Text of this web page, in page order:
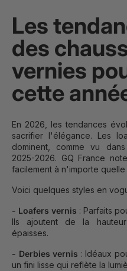
Les
des
vernies
cette
En 2026, les tendances
sacrifier l'élégance. Les
dominent, comme vu
2025-2026. GQ France
facilement à n'importe
Voici quelques styles en
- Loafers vernis : Parfaits
Ils ajoutent de la
épaisses.
- Derbies vernis : Idéaux
un fini lisse qui reflète la